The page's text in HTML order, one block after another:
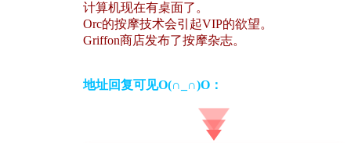
计算机现在有桌面了。
Orc的按摩技术会引起VIP的欲望。
Griffon商店发布了按摩杂志。
地址回复可见O(∩_∩)O：